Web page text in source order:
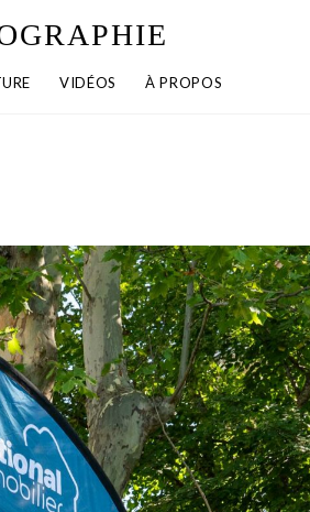
VIDÉOS À PROPOS